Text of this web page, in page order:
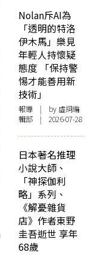
Nolan斥AI為
「透明的特洛
伊木馬」樂見
年輕人持懷疑
態度 「保持警
惕才能善用新
技術」
報導 | by 虛詞編
輯部 | 2026-07-28
日本著名推理
小說大師、
「神探伽利
略」系列、
《解憂雜貨
店》作者東野
圭吾逝世 享年
68歲